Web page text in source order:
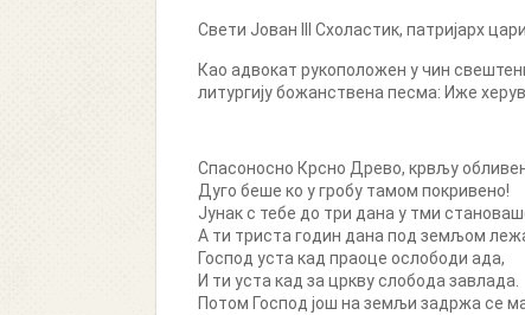
Свети Јован III Схоластик, патријарх
Као адвокат рукоположен у чин
литургију божанствена песма: Иже
Спасоносно Крсно Древо, крвљу
Дуго беше ко у гробу тамом покривено!
Јунак c тебе до три дана у тми
A ти триста годин дана под земљом
Господ уста кад праоце ослободи ада,
И ти уста кад за цркву слобода завлада.
Потом Господ још на земљи задржа се